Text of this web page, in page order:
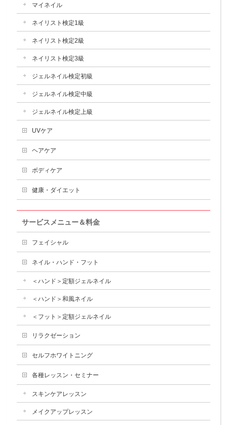
マイネイル
ネイリスト検定1級
ネイリスト検定2級
ネイリスト検定3級
ジェルネイル検定初級
ジェルネイル検定中級
ジェルネイル検定上級
UVケア
ヘアケア
ボディケア
健康・ダイエット
サービスメニュー＆料金
フェイシャル
ネイル・ハンド・フット
＜ハンド＞定額ジェルネイル
＜ハンド＞和風ネイル
＜フット＞定額ジェルネイル
リラクゼーション
セルフホワイトニング
各種レッスン・セミナー
スキンケアレッスン
メイクアップレッスン